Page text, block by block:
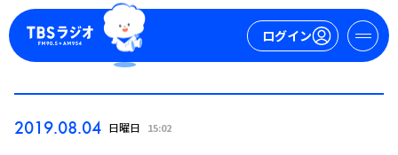
ログイン
2019.08.04 日曜日 15:02